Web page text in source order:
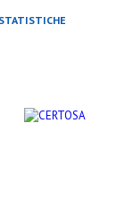
STATISTICHE